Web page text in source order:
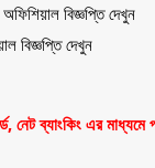
বিজ্ঞপ্তি দেখুন
বিজ্ঞপ্তি দেখুন
নেট ব্যাংকিং এর